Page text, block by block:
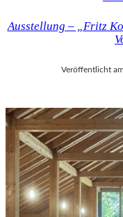
Ausstellung – „Fritz
Veröffentlicht